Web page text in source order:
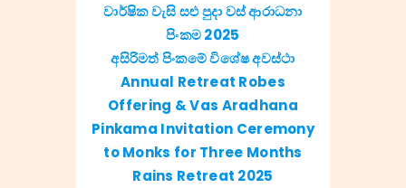
වාර්ෂික වැසි සළු පුදා වස් ආරාධනා
පිංකම 2025
අසිරිමත් පිංකමේ විශේෂ අවස්ථා
Annual Retreat Robes
Offering & Vas Aradhana
Pinkama Invitation Ceremony
to Monks for Three Months
Rains Retreat 2025